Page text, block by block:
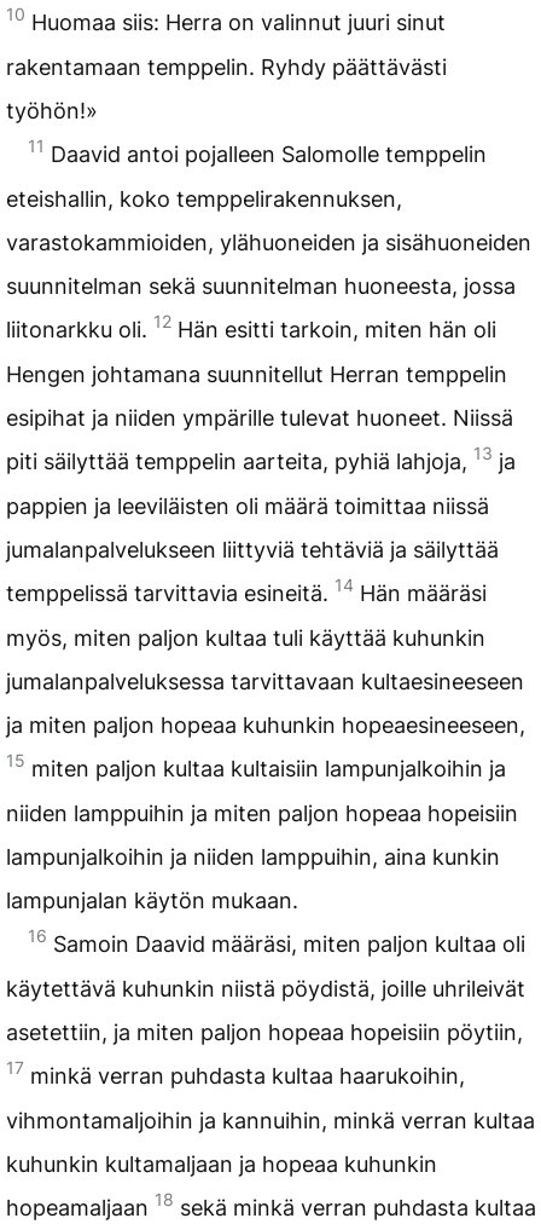
10 Huomaa siis: Herra on valinnut juuri sinut
rakentamaan temppelin. Ryhdy päättävästi
työhön!»
11 Daavid antoi pojalleen Salomolle temppelin
eteishallin, koko temppelirakennuksen,
varastokammioiden, ylähuoneiden ja sisähuoneiden
suunnitelman sekä suunnitelman huoneesta, jossa
liitonarkku oli. 12 Hän esitti tarkoin, miten hän oli
Hengen johtamana suunnitellut Herran temppelin
esipihat ja niiden ympärille tulevat huoneet. Niissä
piti säilyttää temppelin aarteita, pyhiä lahjoja, 13 ja
pappien ja leeviläisten oli määrä toimittaa niissä
jumalanpalvelukseen liittyviä tehtäviä ja säilyttää
temppelissä tarvittavia esineitä. 14 Hän määräsi
myös, miten paljon kultaa tuli käyttää kuhunkin
jumalanpalveluksessa tarvittavaan kultaesineeseen
ja miten paljon hopeaa kuhunkin hopeaesineeseen,
15 miten paljon kultaa kultaisiin lampunjalkoihin ja
niiden lamppuihin ja miten paljon hopeaa hopeisiin
lampunjalkoihin ja niiden lamppuihin, aina kunkin
lampunjalan käytön mukaan.
16 Samoin Daavid määräsi, miten paljon kultaa oli
käytettävä kuhunkin niistä pöydistä, joille uhrileivät
asetettiin, ja miten paljon hopeaa hopeisiin pöytiin,
17 minkä verran puhdasta kultaa haarukoihin,
vihmontamaljoihin ja kannuihin, minkä verran kultaa
kuhunkin kultamaljaan ja hopeaa kuhunkin
hopeamaljaan 18 sekä minkä verran puhdasta kultaa